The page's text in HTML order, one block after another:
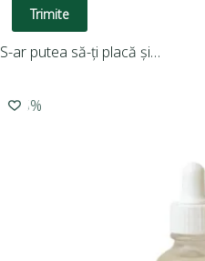
Trimite
S-ar putea să-ți placă și…
-15%